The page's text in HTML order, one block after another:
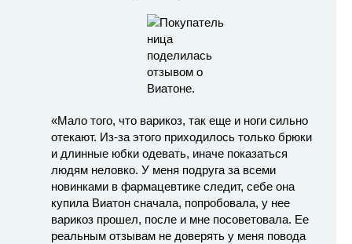
«Мало того, что варикоз, так еще и ноги сильно
отекают. Из-за этого приходилось только брюки
и длинные юбки одевать, иначе показаться
людям неловко. У меня подруга за всеми
новинками в фармацевтике следит, себе она
купила Виатон сначала, попробовала, у нее
варикоз прошел, после и мне посоветовала. Ее
реальным отзывам не доверять у меня повода